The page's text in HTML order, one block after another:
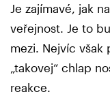
Je zajímavé, jak
veřejnost. Je to
mezi. Nejvíc však
„takovej“ chlap
reakce.